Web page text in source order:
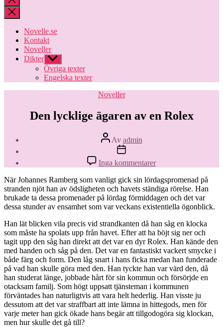
sökningen
Novelle.se
Kontakt
Noveller
Dikter Visa
undermeny
Övriga texter
Engelska texter
Kategorier
Noveller
Den lycklige ägaren av en Rolex
Inläggsförfattare
Av admin
Inläggsdatum
Inga kommentarertill
Den
lycklige
ägaren
av
en
När Johannes Ramberg som vanligt gick sin lördagspromenad på
stranden njöt han av ödsligheten och havets ständiga rörelse. Han
brukade ta dessa promenader på lördag förmiddagen och det var
dessa stunder av ensamhet som var veckans existentiella ögonblick.
Han lät blicken vila precis vid strandkanten då han såg en klocka
som måste ha spolats upp från havet. Efter att ha böjt sig ner och
tagit upp den såg han direkt att det var en dyr Rolex. Han kände den
med handen och såg på den. Det var en fantastiskt vackert smycke i
både färg och form. Den låg snart i hans ficka medan han funderade
på vad han skulle göra med den. Han tyckte han var värd den, då
han studerat länge, jobbade hårt för sin kommun och försörjde en
otacksam familj. Som högt uppsatt tjänsteman i kommunen
förväntades han naturligtvis att vara helt hederlig. Han visste ju
dessutom att det var straffbart att inte lämna in hittegods, men för
varje meter han gick ökade hans begär att tillgodogöra sig klockan,
men hur skulle det gå till?